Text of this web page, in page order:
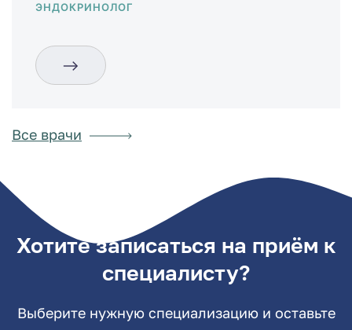
ЭНДОКРИНОЛОГ
Все врачи
Хотите записаться на приём к
специалисту?
Выберите нужную специализацию и оставьте